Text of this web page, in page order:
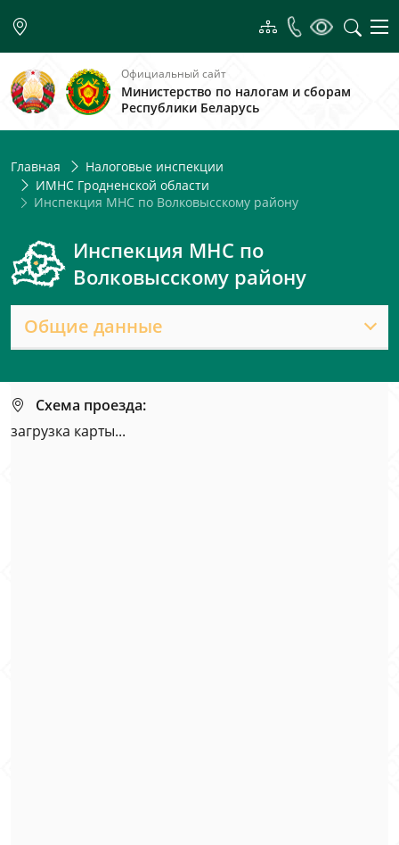
Официальный сайт
Министерство по налогам и сборам
Республики Беларусь
Главная
Налоговые инспекции
ИМНС Гродненской области
Инспекция МНС по Волковысскому району
Инспекция МНС по
Волковысскому району
Общие данные
Схема проезда:
загрузка карты...